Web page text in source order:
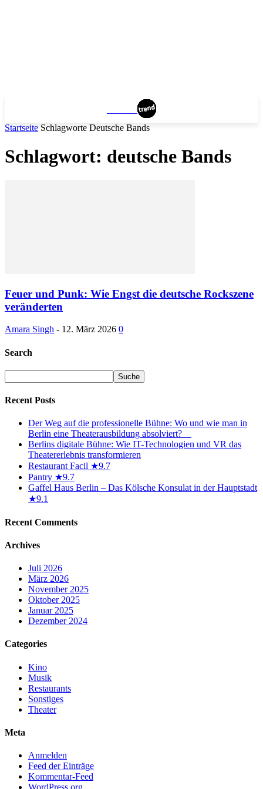
Startseite Schlagworte Deutsche Bands
Schlagwort: deutsche Bands
Feuer und Punk: Wie Engst die deutsche Rockszene
veränderten
Amara Singh - 12. März 2026 0
Search
Recent Posts
Der Weg auf die professionelle Bühne: Wo und wie man in
Berlin eine Theaterausbildung absolviert?
Berlins digitale Bühne: Wie IT-Technologien und VR das
Theatererlebnis transformieren
Restaurant Facil ★9.7
Pantry ★9.7
Gaffel Haus Berlin – Das Kölsche Konsulat in der Hauptstadt
★9.1
Recent Comments
Archives
Juli 2026
März 2026
November 2025
Oktober 2025
Januar 2025
Dezember 2024
Categories
Kino
Musik
Restaurants
Sonstiges
Theater
Meta
Anmelden
Feed der Einträge
Kommentar-Feed